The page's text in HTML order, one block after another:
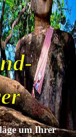
um Ihrer